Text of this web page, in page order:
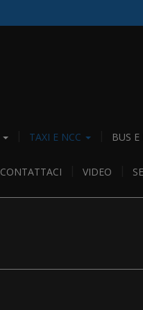
TAXI E NCC BUS
CONTATTACI VIDEO